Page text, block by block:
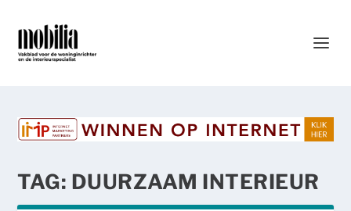
TAG: DUURZAAM INTERIEUR